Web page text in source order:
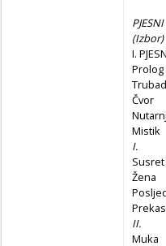
(Izbor)
I.
Prolog
Čvor
Mistik
I.
Susret
Žena
II.
Muka